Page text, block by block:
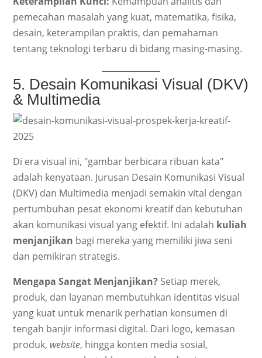
pemecahan masalah yang kuat, matematika, fisika,
desain, keterampilan praktis, dan pemahaman
tentang teknologi terbaru di bidang masing-masing.
5. Desain Komunikasi Visual (DKV)
& Multimedia
Di era visual ini, "gambar berbicara ribuan kata"
adalah kenyataan. Jurusan Desain Komunikasi Visual
(DKV) dan Multimedia menjadi semakin vital dengan
pertumbuhan pesat ekonomi kreatif dan kebutuhan
akan komunikasi visual yang efektif. Ini adalah kuliah
menjanjikan bagi mereka yang memiliki jiwa seni
dan pemikiran strategis.
Mengapa Sangat Menjanjikan? Setiap merek,
produk, dan layanan membutuhkan identitas visual
yang kuat untuk menarik perhatian konsumen di
tengah banjir informasi digital. Dari logo, kemasan
produk, website, hingga konten media sosial,